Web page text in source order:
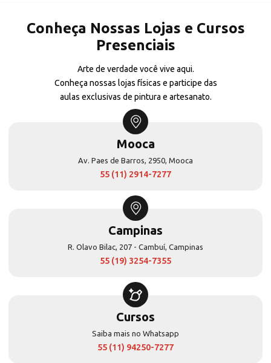
Conheça Nossas Lojas e Cursos
Presenciais
Arte de verdade você vive aqui.
Conheça nossas lojas físicas e participe das
aulas exclusivas de pintura e artesanato.
Mooca
Av. Paes de Barros, 2950, Mooca
55 (11) 2914-7277
Campinas
R. Olavo Bilac, 207 - Cambuí, Campinas
55 (19) 3254-7355
Cursos
Saiba mais no Whatsapp
55 (11) 94250-7277